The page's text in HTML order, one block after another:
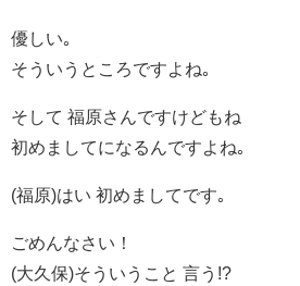
優しい｡
そういうところですよね｡
そして 福原さんですけどもね
初めましてになるんですよね｡
(福原)はい 初めましてです｡
ごめんなさい！
(大久保)そういうこと 言う!?